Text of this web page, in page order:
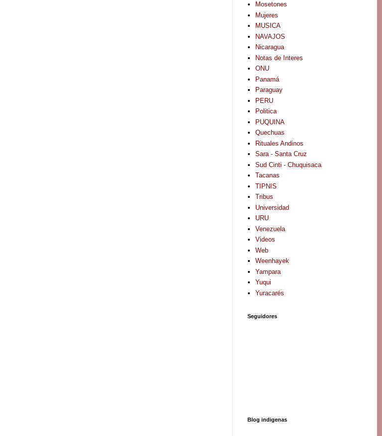
Mosetones
Mujeres
MUSICA
NAVAJOS
Nicaragua
Notas de Interes
ONU
Panamá
Paraguay
PERU
Politica
PUQUINA
Quechuas
Rituales Andinos
Sara - Santa Cruz
Sud Cinti - Chuquisaca
Tacanas
TIPNIS
Tribus
Universidad
URU
Venezuela
Videos
Web
Weenhayek
Yampara
Yuqui
Yuracarés
Seguidores
Blog indigenas